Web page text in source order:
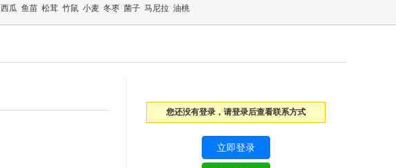
西瓜 鱼苗 松茸 竹鼠 小麦 冬枣 菌子 马尼拉 油桃
您还没有登录，请登录后查看联系方式